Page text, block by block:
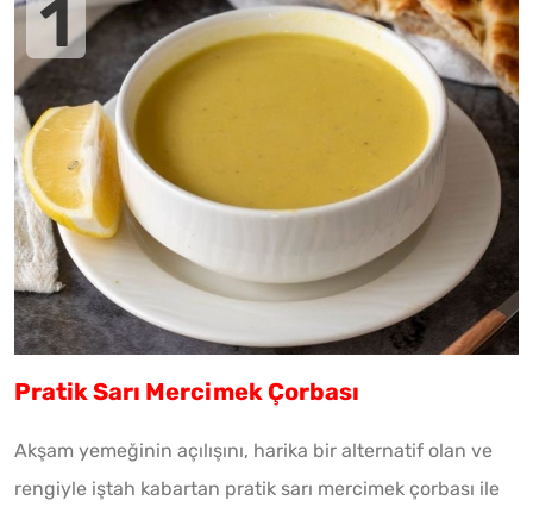
Pratik Sarı Mercimek Çorbası
Akşam yemeğinin açılışını, harika bir alternatif olan ve
rengiyle iştah kabartan pratik sarı mercimek çorbası ile